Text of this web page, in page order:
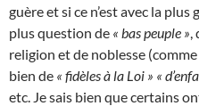
guère et si ce n’est avec la
plus question de « bas peuple »
religion et de noblesse
bien de « fidèles à la Loi » «
etc. Je sais bien que certains